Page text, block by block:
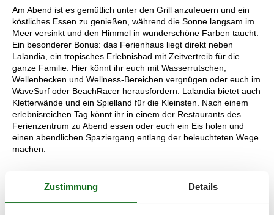
Am Abend ist es gemütlich unter den Grill anzufeuern und ein
köstliches Essen zu genießen, während die Sonne langsam im
Meer versinkt und den Himmel in wunderschöne Farben taucht.
Ein besonderer Bonus: das Ferienhaus liegt direkt neben
Lalandia, ein tropisches Erlebnisbad mit Zeitvertreib für die
ganze Familie. Hier könnt ihr euch mit Wasserrutschen,
Wellenbecken und Wellness-Bereichen vergnügen oder euch im
WaveSurf oder BeachRacer herausfordern. Lalandia bietet auch
Kletterwände und ein Spielland für die Kleinsten. Nach einem
erlebnisreichen Tag könnt ihr in einem der Restaurants des
Ferienzentrum zu Abend essen oder euch ein Eis holen und
einen abendlichen Spaziergang entlang der beleuchteten Wege
machen.
Entdecke deine Umgebung
Dank der zentralen Lage in Søndervig bist du nie weit von den
Zustimmung Details